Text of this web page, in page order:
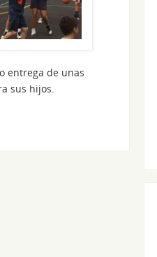
entrega de unas
sus hijos.